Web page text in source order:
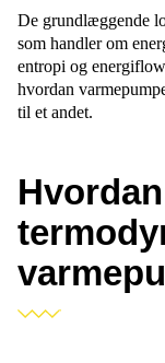
De grundlæggende
som handler om
entropi og
hvordan
til et andet.